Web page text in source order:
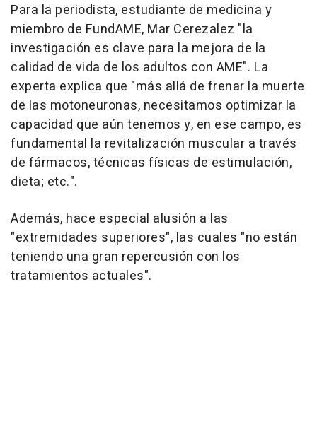
Para la periodista, estudiante de medicina y
miembro de FundAME, Mar Cerezalez "la
investigación es clave para la mejora de la
calidad de vida de los adultos con AME". La
experta explica que "más allá de frenar la muerte
de las motoneuronas, necesitamos optimizar la
capacidad que aún tenemos y, en ese campo, es
fundamental la revitalización muscular a través
de fármacos, técnicas físicas de estimulación,
dieta; etc.".
Además, hace especial alusión a las
"extremidades superiores", las cuales "no están
teniendo una gran repercusión con los
tratamientos actuales".